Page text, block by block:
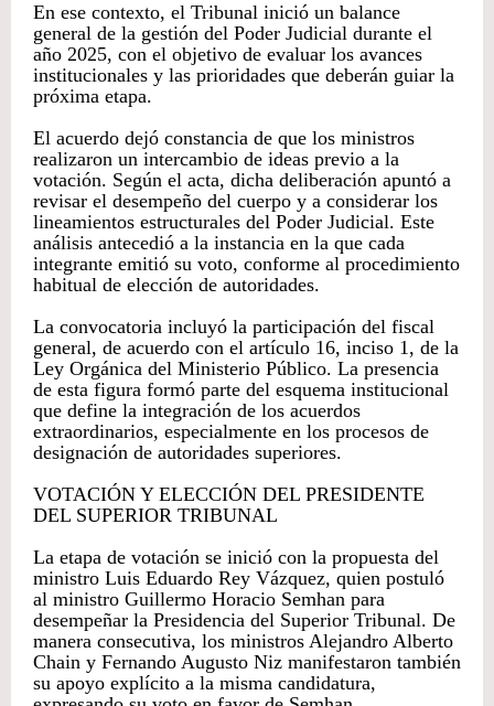
En ese contexto, el Tribunal inició un balance
general de la gestión del Poder Judicial durante el
año 2025, con el objetivo de evaluar los avances
institucionales y las prioridades que deberán guiar la
próxima etapa.
El acuerdo dejó constancia de que los ministros
realizaron un intercambio de ideas previo a la
votación. Según el acta, dicha deliberación apuntó a
revisar el desempeño del cuerpo y a considerar los
lineamientos estructurales del Poder Judicial. Este
análisis antecedió a la instancia en la que cada
integrante emitió su voto, conforme al procedimiento
habitual de elección de autoridades.
La convocatoria incluyó la participación del fiscal
general, de acuerdo con el artículo 16, inciso 1, de la
Ley Orgánica del Ministerio Público. La presencia
de esta figura formó parte del esquema institucional
que define la integración de los acuerdos
extraordinarios, especialmente en los procesos de
designación de autoridades superiores.
VOTACIÓN Y ELECCIÓN DEL PRESIDENTE
DEL SUPERIOR TRIBUNAL
La etapa de votación se inició con la propuesta del
ministro Luis Eduardo Rey Vázquez, quien postuló
al ministro Guillermo Horacio Semhan para
desempeñar la Presidencia del Superior Tribunal. De
manera consecutiva, los ministros Alejandro Alberto
Chain y Fernando Augusto Niz manifestaron también
su apoyo explícito a la misma candidatura,